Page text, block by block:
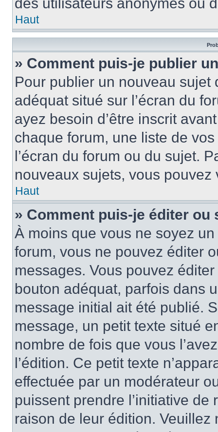
Haut
» Comment puis-je publier
Pour publier un nouveau
adéquat situé sur l’écran du
ayez besoin d’être inscrit
chaque forum, une liste de
l’écran du forum ou du sujet.
nouveaux sujets, vous
Haut
» Comment puis-je éditer
À moins que vous ne soyez
forum, vous ne pouvez éditer
messages. Vous pouvez
bouton adéquat, parfois dans
message initial ait été publié.
message, un petit texte situé
nombre de fois que vous
l’édition. Ce petit texte
effectuée par un modérateur
puissent prendre l’initiative
raison de leur édition.